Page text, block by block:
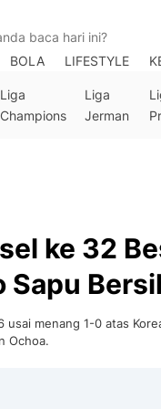
BOLA LIFESTYLE
Liga
Champions
Liga
Jerman
ke 32
menang 1-0 atas
Ochoa.